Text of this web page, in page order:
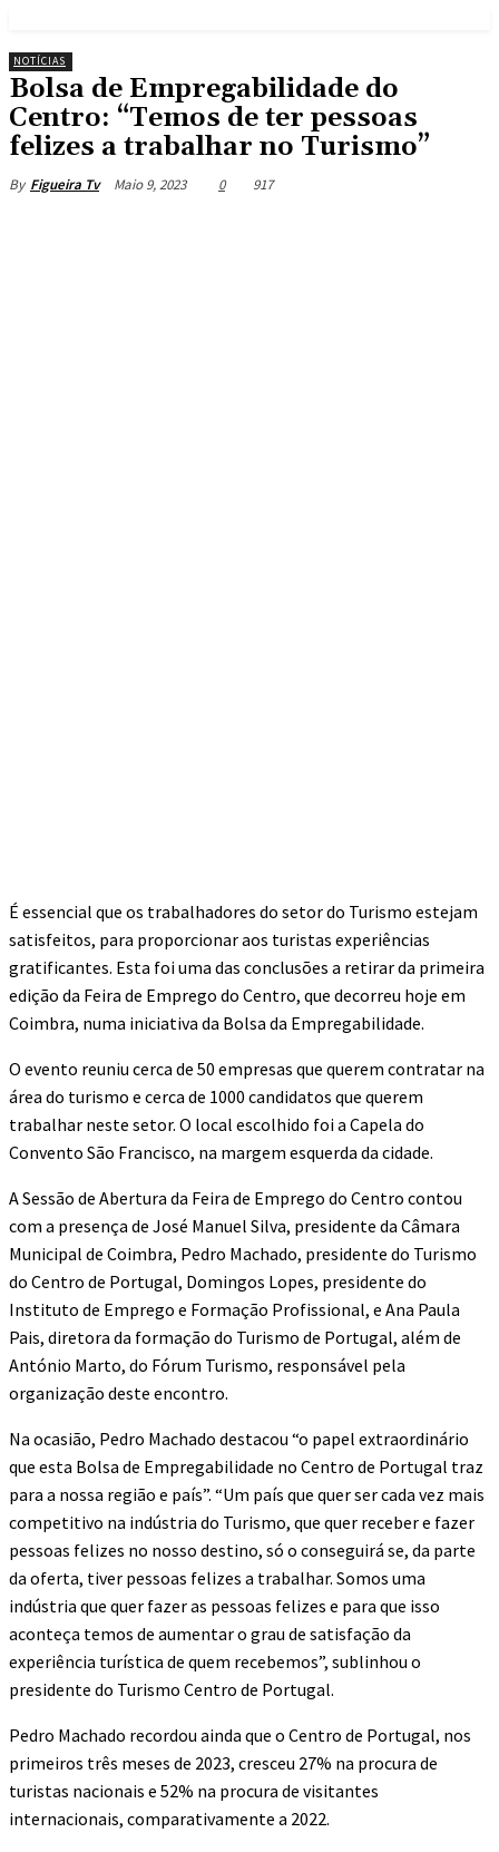
NOTÍCIAS
Bolsa de Empregabilidade do
Centro: “Temos de ter pessoas
felizes a trabalhar no Turismo”
By Figueira Tv Maio 9, 2023 0 917
É essencial que os trabalhadores do setor do Turismo estejam
satisfeitos, para proporcionar aos turistas experiências
gratificantes. Esta foi uma das conclusões a retirar da primeira
edição da Feira de Emprego do Centro, que decorreu hoje em
Coimbra, numa iniciativa da Bolsa da Empregabilidade.
O evento reuniu cerca de 50 empresas que querem contratar na
área do turismo e cerca de 1000 candidatos que querem
trabalhar neste setor. O local escolhido foi a Capela do
Convento São Francisco, na margem esquerda da cidade.
A Sessão de Abertura da Feira de Emprego do Centro contou
com a presença de José Manuel Silva, presidente da Câmara
Municipal de Coimbra, Pedro Machado, presidente do Turismo
do Centro de Portugal, Domingos Lopes, presidente do
Instituto de Emprego e Formação Profissional, e Ana Paula
Pais, diretora da formação do Turismo de Portugal, além de
António Marto, do Fórum Turismo, responsável pela
organização deste encontro.
Na ocasião, Pedro Machado destacou “o papel extraordinário
que esta Bolsa de Empregabilidade no Centro de Portugal traz
para a nossa região e país”. “Um país que quer ser cada vez mais
competitivo na indústria do Turismo, que quer receber e fazer
pessoas felizes no nosso destino, só o conseguirá se, da parte
da oferta, tiver pessoas felizes a trabalhar. Somos uma
indústria que quer fazer as pessoas felizes e para que isso
aconteça temos de aumentar o grau de satisfação da
experiência turística de quem recebemos”, sublinhou o
presidente do Turismo Centro de Portugal.
Pedro Machado recordou ainda que o Centro de Portugal, nos
primeiros três meses de 2023, cresceu 27% na procura de
turistas nacionais e 52% na procura de visitantes
internacionais, comparativamente a 2022.